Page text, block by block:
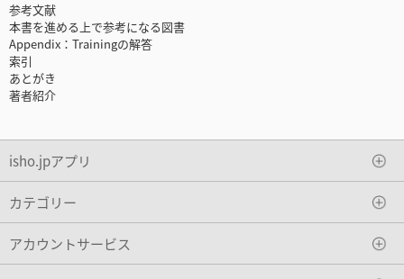
参考文献
本書を進める上で参考になる図書
Appendix：Trainingの解答
索引
あとがき
著者紹介
isho.jpアプリ
カテゴリー
アカウントサービス